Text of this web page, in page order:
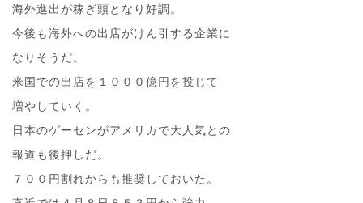
海外進出が稼ぎ頭となり好調。
今後も海外への出店がけん引する企業に
なりそうだ。
米国での出店を１０００億円を投じて
増やしていく。
日本のゲーセンがアメリカで大人気との
報道も後押しだ。
７００円割れからも推奨しておいた。